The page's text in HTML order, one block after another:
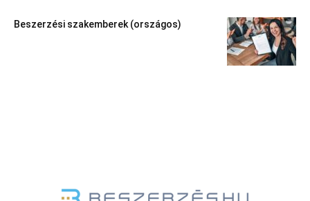
Beszerzési szakemberek (országos)